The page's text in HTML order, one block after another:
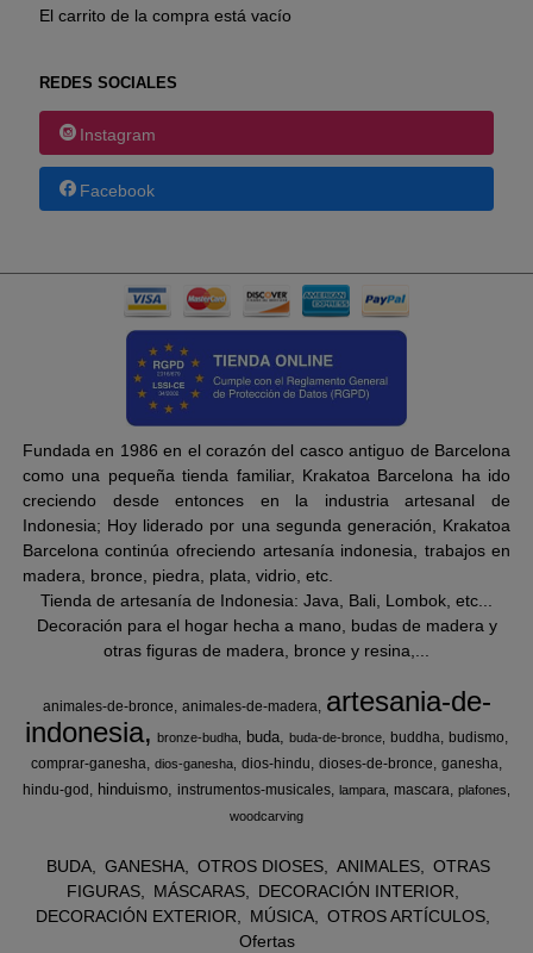
El carrito de la compra está vacío
REDES SOCIALES
Instagram
Facebook
Fundada en 1986 en el corazón del casco antiguo de Barcelona
como una pequeña tienda familiar, Krakatoa Barcelona ha ido
creciendo desde entonces en la industria artesanal de
Indonesia; Hoy liderado por una segunda generación, Krakatoa
Barcelona continúa ofreciendo artesanía indonesia, trabajos en
madera, bronce, piedra, plata, vidrio, etc.
Tienda de artesanía de Indonesia: Java, Bali, Lombok, etc...
Decoración para el hogar hecha a mano, budas de madera y
otras figuras de madera, bronce y resina,...
animales-de-bronce animales-de-madera
artesania-de-
indonesia
bronze-budha buda buda-de-bronce buddha
budismo
comprar-ganesha dios-ganesha dios-hindu dioses-de-bronce ganesha
hindu-god
hinduismo instrumentos-musicales lampara mascara plafones
woodcarving
BUDA GANESHA OTROS DIOSES ANIMALES
OTRAS
FIGURAS
MÁSCARAS
DECORACIÓN INTERIOR
DECORACIÓN EXTERIOR
MÚSICA
OTROS ARTÍCULOS
Ofertas